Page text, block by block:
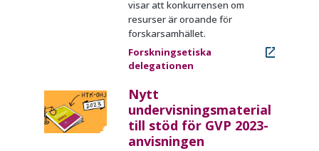
visar att konkurrensen om
resurser är oroande för
forskarsamhället.
Forskningsetiska
delegationen
Nytt
undervisningsmaterial
till stöd för GVP 2023-
anvisningen